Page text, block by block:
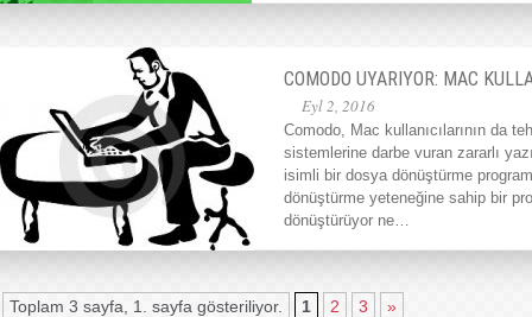
COMODO UYARIYOR: MAC
Eyl 2, 2016
Comodo, Mac kullanıcılarının da
sistemlerine darbe vuran zararlı
isimli bir dosya dönüştürme
dönüştürme yeteneğine sahip bir
dönüştürüyor ne…
Toplam 3 sayfa, 1. sayfa gösteriliyor. 1 2 3 »